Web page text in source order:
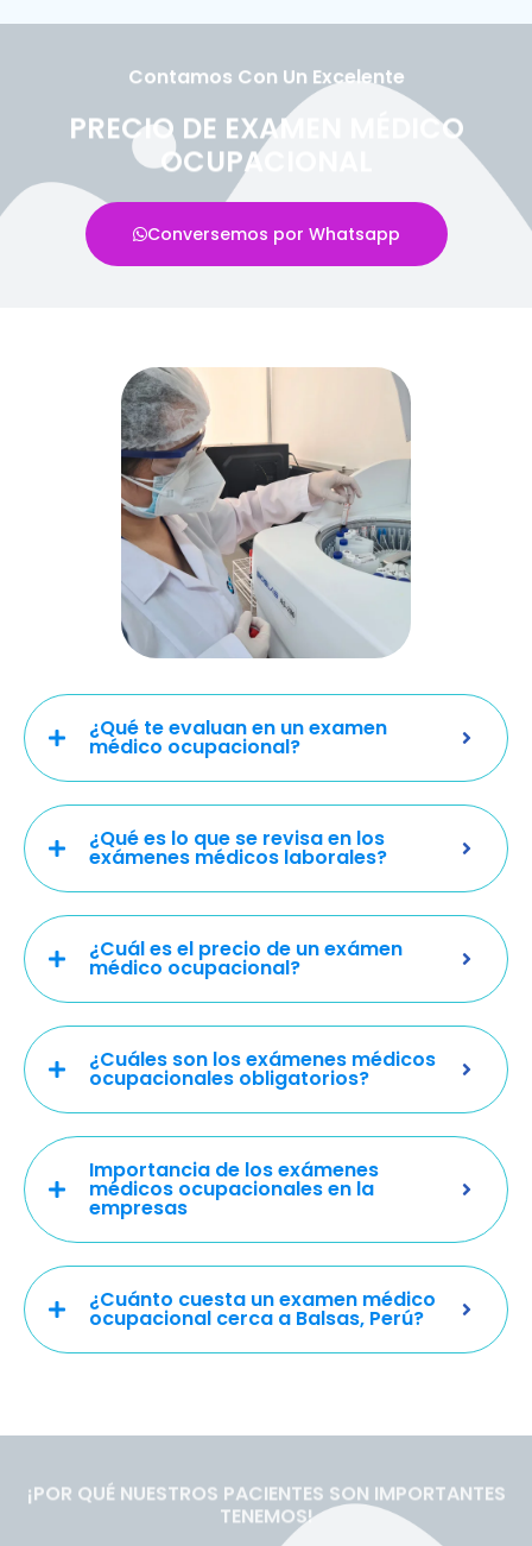
Contamos Con Un Excelente
PRECIO DE EXAMEN MÉDICO
OCUPACIONAL
Conversemos por Whatsapp
¿Qué te evaluan en un examen
médico ocupacional?
¿Qué es lo que se revisa en los
exámenes médicos laborales?
¿Cuál es el precio de un exámen
médico ocupacional?
¿Cuáles son los exámenes médicos
ocupacionales obligatorios?
Importancia de los exámenes
médicos ocupacionales en la
empresas
¿Cuánto cuesta un examen médico
ocupacional cerca a Balsas, Perú?
¡POR QUÉ NUESTROS PACIENTES SON IMPORTANTES
TENEMOS!